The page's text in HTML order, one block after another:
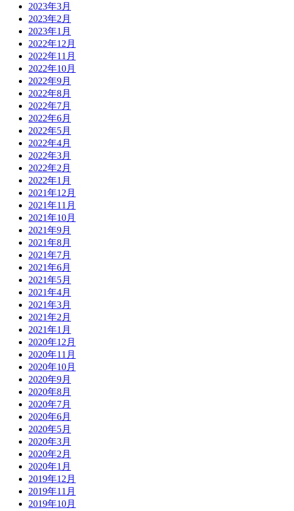
2023年3月
2023年2月
2023年1月
2022年12月
2022年11月
2022年10月
2022年9月
2022年8月
2022年7月
2022年6月
2022年5月
2022年4月
2022年3月
2022年2月
2022年1月
2021年12月
2021年11月
2021年10月
2021年9月
2021年8月
2021年7月
2021年6月
2021年5月
2021年4月
2021年3月
2021年2月
2021年1月
2020年12月
2020年11月
2020年10月
2020年9月
2020年8月
2020年7月
2020年6月
2020年5月
2020年3月
2020年2月
2020年1月
2019年12月
2019年11月
2019年10月